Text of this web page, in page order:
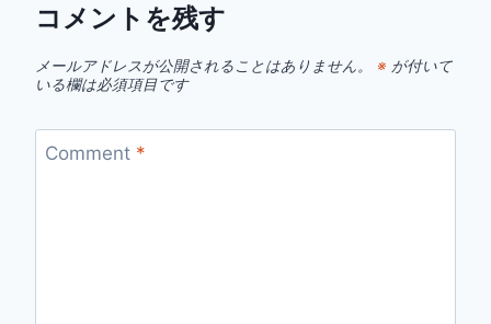
コメントを残す
メールアドレスが公開されることはありません。 ※ が付いて
いる欄は必須項目です
Comment *